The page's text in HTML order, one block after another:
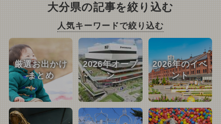
大分県の記事を絞り込む
人気キーワードで絞り込む
厳選お出かけ
まとめ
2026年オープ
ン
2026年のイベ
ント